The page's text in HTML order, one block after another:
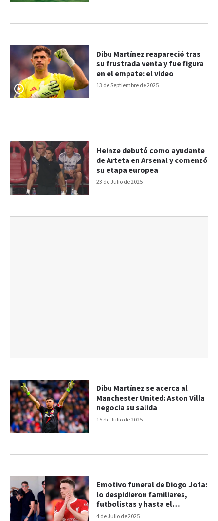
13 de Septiembre de 2025
Dibu Martínez reapareció tras
su frustrada venta y fue figura
en el empate: el video
23 de Julio de 2025
Heinze debutó como ayudante
de Arteta en Arsenal y comenzó
su etapa europea
15 de Julio de 2025
Dibu Martínez se acerca al
Manchester United: Aston Villa
negocia su salida
4 de Julio de 2025
Emotivo funeral de Diogo Jota:
lo despidieron familiares,
futbolistas y hasta el
presidente de Portugal